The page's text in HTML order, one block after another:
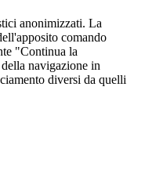
anonimizzati. La
comando
"Continua la
navigazione in
diversi da quelli